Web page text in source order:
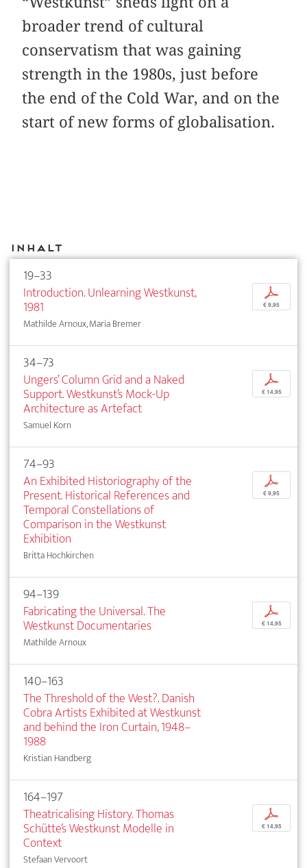
broader trend of cultural
conservatism that was gaining
strength in the 1980s, just before
the end of the Cold War, and on the
start of new forms of globalisation.
Inhalt
19–33
Introduction. Unlearning Westkunst,
1981
Mathilde Arnoux, Maria Bremer
p
€ 9,95
34–73
Ungers’ Column Grid and a Naked
Support. Westkunst’s Mock-Up
Architecture as Artefact
Samuel Korn
p
€ 14,95
74–93
An Exhibited Historiography of the
Present. Historical References and
Temporal Constellations of
Comparison in the Westkunst
Exhibition
Britta Hochkirchen
p
€ 9,95
94–139
Fabricating the Universal. The
Westkunst Documentaries
Mathilde Arnoux
p
€ 14,95
140–163
The Threshold of the West?. Danish
Cobra Artists Exhibited at Westkunst
and behind the Iron Curtain, 1948–
1988
Kristian Handberg
164–197
Theatricalising History. Thomas
Schütte’s Westkunst Modelle in
Context
Stefaan Vervoort
p
€ 14,95